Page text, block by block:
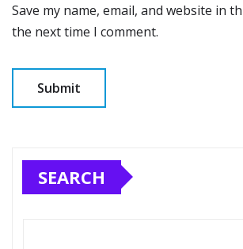
Save my name, email, and website in
the next time I comment.
SEARCH